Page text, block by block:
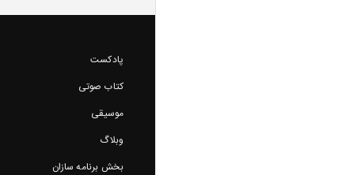
پادکست
کتاب صوتی
موسیقی
وبلاگ
بخش برنامه سازان